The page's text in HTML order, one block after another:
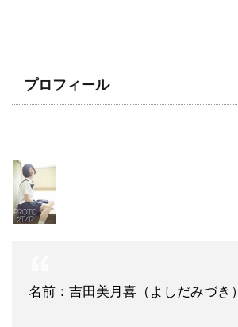
プロフィール
名前：吉田美月喜（よしだみづき）